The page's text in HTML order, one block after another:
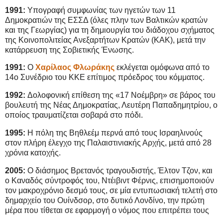
1991: Υπογραφή συμφωνίας των ηγετών των 11
Δημοκρατιών της ΕΣΣΔ (όλες πλην των Βαλτικών κρατών
και της Γεωργίας) για τη δημιουργία του διάδοχου σχήματος
της Κοινοπολιτείας Ανεξαρτήτων Κρατών (ΚΑΚ), μετά την
κατάρρευση της Σοβιετικής Ένωσης.
1991: Ο Χαρίλαος Φλωράκης εκλέγεται ομόφωνα από το
14ο Συνέδριο του ΚΚΕ επίτιμος πρόεδρος του κόμματος.
1992: Δολοφονική επίθεση της «17 Νοέμβρη» σε βάρος του
βουλευτή της Νέας Δημοκρατίας, Λευτέρη Παπαδημητρίου, ο
οποίος τραυματίζεται σοβαρά στο πόδι.
1995: Η πόλη της Βηθλεέμ περνά από τους Ισραηλινούς
στον πλήρη έλεγχο της Παλαιστινιακής Αρχής, μετά από 28
χρόνια κατοχής.
2005: Ο διάσημος Βρετανός τραγουδιστής, Έλτον Τζον, και
ο Καναδός σύντροφός του, Ντέιβιντ Φέρνις, επισημοποιούν
τον μακροχρόνιο δεσμό τους, σε μία εντυπωσιακή τελετή στο
δημαρχείο του Ουίνδσορ, στο δυτικό Λονδίνο, την πρώτη
μέρα που τίθεται σε εφαρμογή ο νόμος που επιτρέπει τους